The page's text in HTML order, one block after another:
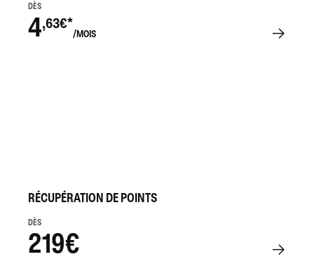
DÈS
4,63€*
/MOIS
RÉCUPÉRATION DE POINTS
DÈS
219€